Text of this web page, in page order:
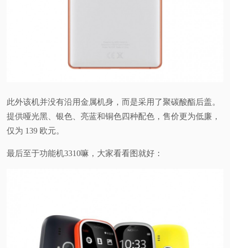
此外该机并没有沿用金属机身，而是采用了聚碳酸酯后盖。
提供哑光黑、银色、亮蓝和铜色四种配色，售价更为低廉，
仅为 139 欧元。
最后至于功能机3310嘛，大家看看图就好：